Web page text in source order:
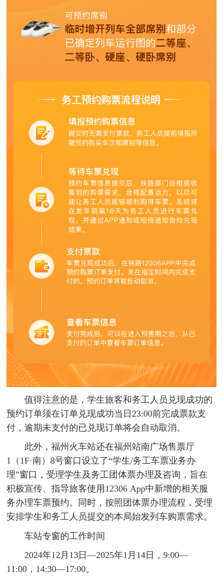
值得注意的是，学生旅客和务工人员兑现成功的
预约订单须在订单兑现成功当日23:00前完成票款支
付，逾期未支付的已兑现订单将会自动取消。
此外，福州火车站还在福州站南广场售票厅
1（1F·南）8号窗口设立了“学生/务工车票业务办
理”窗口，受理学生及务工团体票办理及咨询，旨在
积极宣传、指导旅客使用12306 App中新增的相关服
务办理车票预约。同时，按照团体票办理流程，受理
安排学生和务工人员提交的本局始发列车购票需求。
车站专窗的工作时间
2024年12月13日—2025年1月14日，9:00—
11:00，14:30—17:00。